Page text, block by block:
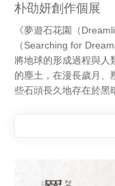
朴劭妍創作個展
《夢遊石花園（
（Searching for
將地球的形成過程與人
的塵土，在漫長歲月、
些石頭長久地存在於黑